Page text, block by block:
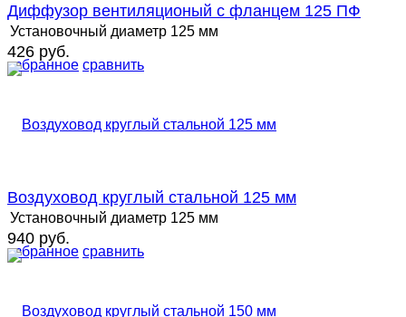
избранное сравнить
Диффузор вентиляционый с фланцем 125 ПФ
Установочный диаметр 125 мм
426 руб.
избранное сравнить
Воздуховод круглый стальной 125 мм
Установочный диаметр 125 мм
940 руб.